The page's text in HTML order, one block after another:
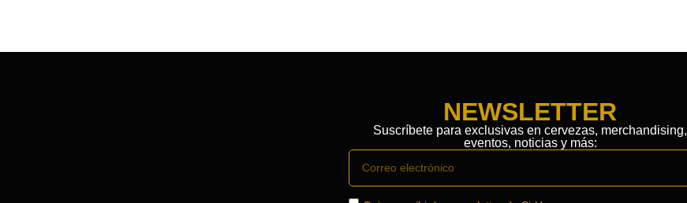
NEWSLETTER
Suscríbete para exclusivas en cervezas, merchandising,
eventos, noticias y más: